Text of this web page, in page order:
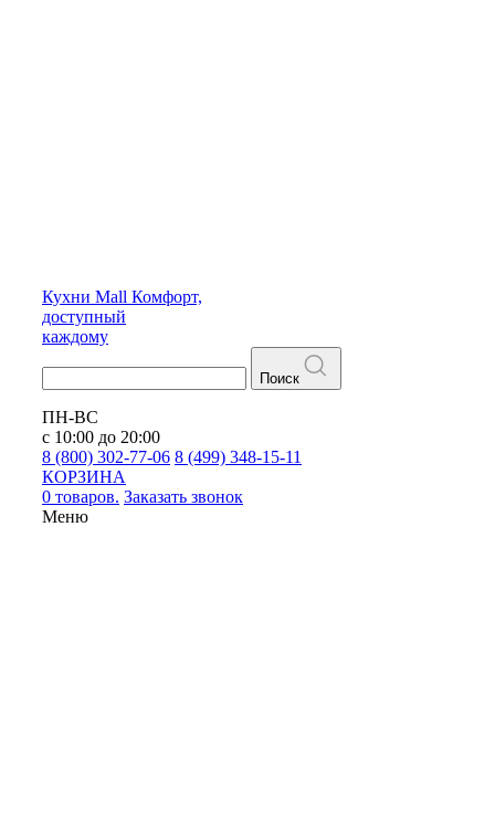
Кухни Mall Комфорт,
доступный
каждому
Поиск
ПН-ВС
с 10:00 до 20:00
8 (800) 302-77-06 8 (499) 348-15-11
КОРЗИНА
0 товаров. Заказать звонок
Меню